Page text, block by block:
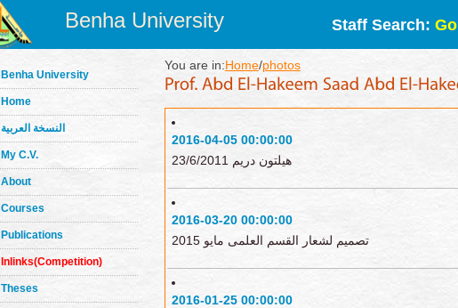
Benha University Staff Search: Go
Benha University
Home
النسخة العربية
My C.V.
About
Courses
Publications
Inlinks(Competition)
Theses
You are in:Home/photos
2016-04-05 00:00:00
هيلتون دريم 23/6/2011
2016-03-20 00:00:00
تصميم لشعار القسم العلمى مايو 2015
2016-01-25 00:00:00